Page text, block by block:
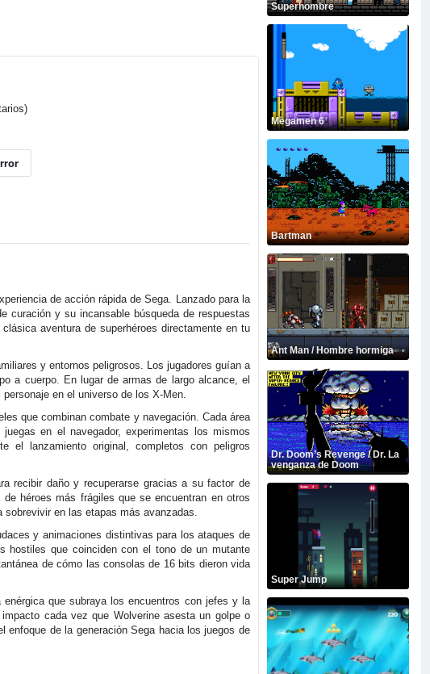
de acción rápida de Sega. Lanzado para la
curación y su incansable búsqueda de respuestas
aventura de superhéroes directamente en tu
y entornos peligrosos. Los jugadores guían a
a cuerpo. En lugar de armas de largo alcance, el
en el universo de los X-Men.
que combinan combate y navegación. Cada área
en el navegador, experimentas los mismos
el lanzamiento original, completos con peligros
recibir daño y recuperarse gracias a su factor de
héroes más frágiles que se encuentran en otros
en las etapas más avanzadas.
y animaciones distintivas para los ataques de
hostiles que coinciden con el tono de un mutante
de cómo las consolas de 16 bits dieron vida
que subraya los encuentros con jefes y la
cada vez que Wolverine asesta un golpe o
de la generación Sega hacia los juegos de
Superhombre
Megamen 6
Bartman
Ant Man / Hombre hormiga
Dr. Doom’s Revenge / Dr. La
venganza de Doom
Super Jump